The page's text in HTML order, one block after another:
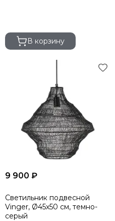
В корзину
9 900 ₽
Светильник подвесной
Vinger, Ø45х50 см, темно-
серый